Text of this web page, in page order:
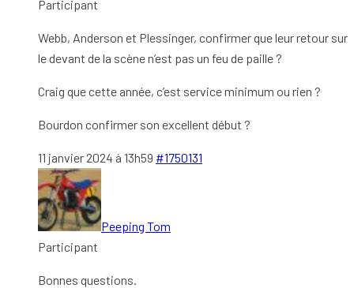
Participant
Webb, Anderson et Plessinger, confirmer que leur retour sur
le devant de la scène n’est pas un feu de paille ?
Craig que cette année, c’est service minimum ou rien ?
Bourdon confirmer son excellent début ?
11 janvier 2024 à 13h59 #1750131
Peeping Tom
Participant
Bonnes questions.